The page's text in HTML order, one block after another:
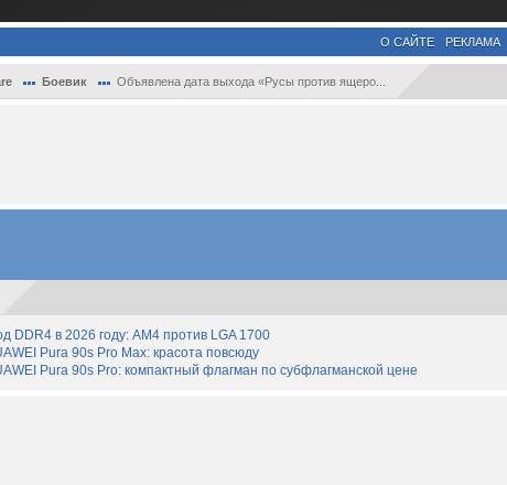
О САЙТЕ РЕКЛАМА
Боевик Объявлена дата выхода «Русы против ящеро...
DDR4 в 2026 году: AM4 против LGA 1700
Pura 90s Pro Max: красота повсюду
Pura 90s Pro: компактный флагман по субфлагманской цене